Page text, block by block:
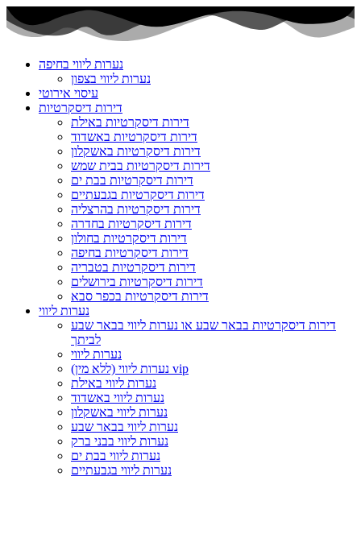
Skip
to
content
נערות ליווי בחיפה
נערות ליווי בצפון
עיסוי אירוטי
דירות דיסקרטיות
דירות דיסקרטיות באילת
דירות דיסקרטיות באשדוד
דירות דיסקרטיות באשקלון
דירות דיסקרטיות בבית שמש
דירות דיסקרטיות בבת ים
דירות דיסקרטיות בגבעתיים
דירות דיסקרטיות בהרצליה
דירות דיסקרטיות בחדרה
דירות דיסקרטיות בחולון
דירות דיסקרטיות בחיפה
דירות דיסקרטיות בטבריה
דירות דיסקרטיות בירושלים
דירות דיסקרטיות בכפר סבא
נערות ליווי
דירות דיסקרטיות בבאר שבע או נערות ליווי בבאר שבע
לביתך
נערות ליווי
נערות ליווי (ללא מין) vip
נערות ליווי באילת
נערות ליווי באשדוד
נערות ליווי באשקלון
נערות ליווי בבאר שבע
נערות ליווי בבני ברק
נערות ליווי בבת ים
נערות ליווי בגבעתיים